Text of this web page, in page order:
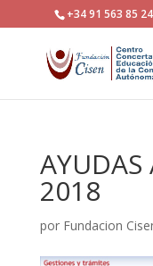
+34 91 563 85 24
2018
por Fundacion